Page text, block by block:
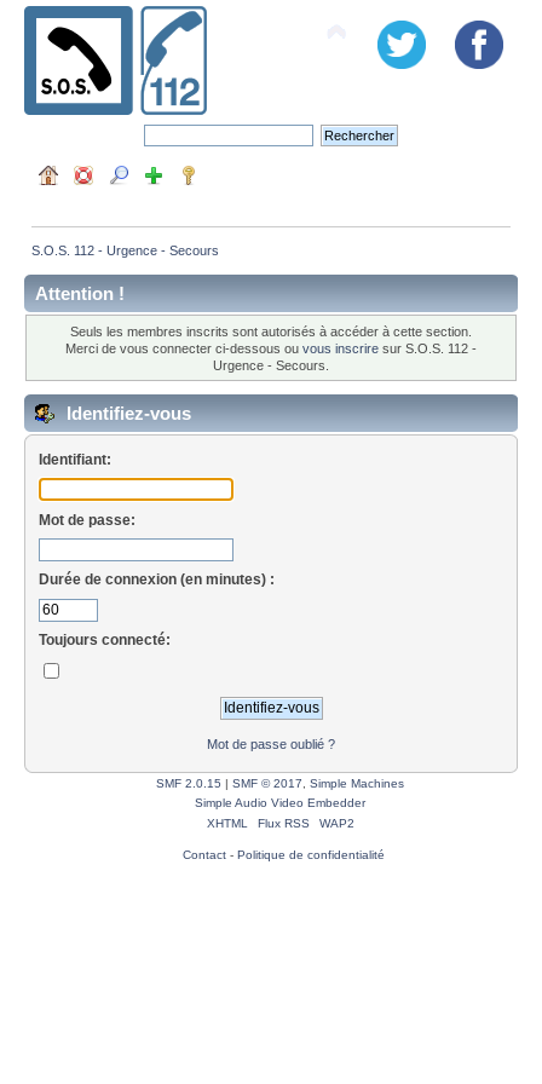
S.O.S. 112 - Urgence - Secours
Attention !
Seuls les membres inscrits sont autorisés à accéder à cette section.
Merci de vous connecter ci-dessous ou vous inscrire sur S.O.S. 112 -
Urgence - Secours.
Identifiez-vous
Identifiant:
Mot de passe:
Durée de connexion (en minutes) :
Toujours connecté:
Mot de passe oublié ?
SMF 2.0.15 | SMF © 2017
Simple Machines
Simple Audio Video Embedder
XHTML
Flux RSS WAP2
Contact- Politique de confidentialité